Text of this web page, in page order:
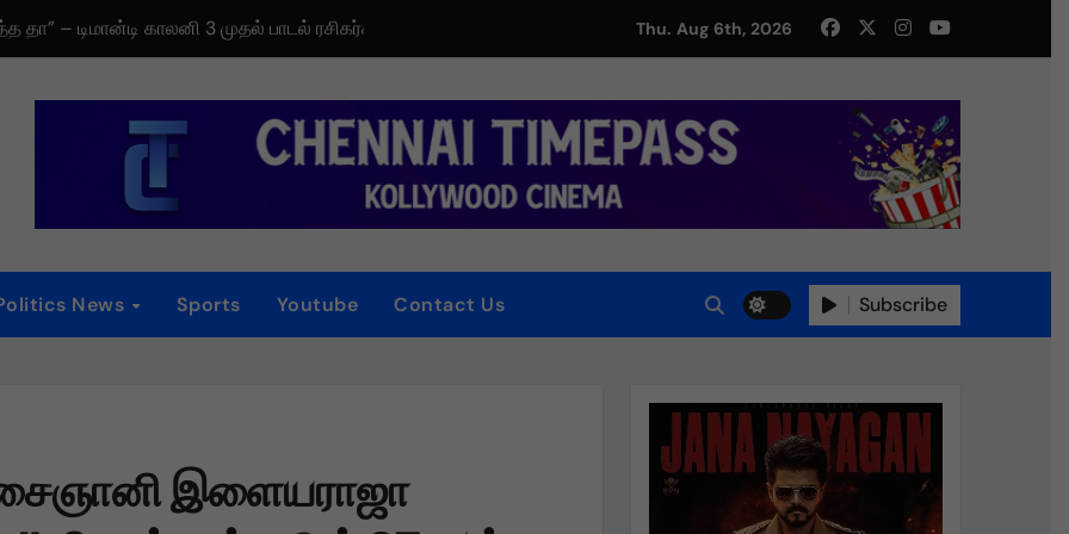
தா” – டிமான்டி காலனி 3 முதல் பாடல் ரசிகர்களை கவர்ந்து வருகிறது!
விமர்சனம்
Thu. Aug 6th, 2026
News Sports Youtube Contact Us Subscribe
இளையராஜா